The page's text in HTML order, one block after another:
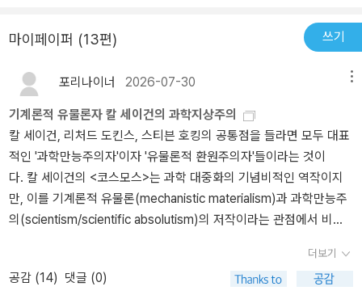
그 주제들이 맞는지 검증하는 회의주의적 자세가 이 책이 쓰여졌던 1
마이페이퍼 (13편) 쓰기
포리나이너 2026-07-30
기계론적 유물론자 칼 세이건의 과학지상주의
칼 세이건, 리처드 도킨스, 스티븐 호킹의 공통점을 들라면 모두 대표
적인 '과학만능주의자'이자 '유물론적 환원주의자'들이라는 것이
다. 칼 세이건의 <코스모스>는 과학 대중화의 기념비적인 역작이지
만, 이를 기계론적 유물론(mechanistic materialism)과 과학만능주
의(scientism/scientific absolutism)의 저작이라는 관점에서 비판
계'로 환원하는 기계론적 유물론세이건은 우주를 물리 법칙에 의해
움직이는 인과관계의 집합체, 즉 '거대한 기계'로 보고 있다.우주의 신
더보기
공감 (14) 댓글 (0)